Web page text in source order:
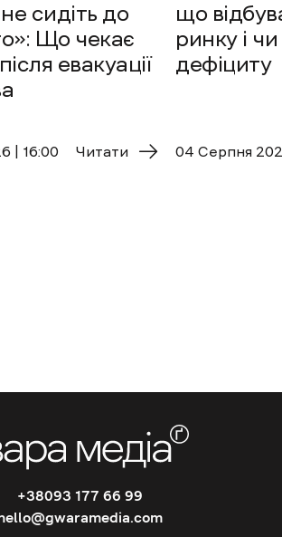
сидіть до
Що чекає
евакуації
| 16:00 Читати
що
ринку і
дефіциту
04 Cерпня
+38093 177 66 99